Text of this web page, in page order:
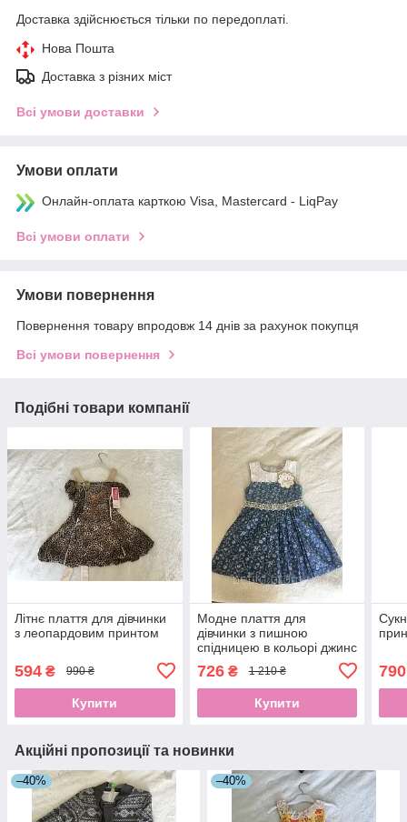
Доставка здійснюється тільки по передоплаті.
Нова Пошта
Доставка з різних міст
Всі умови доставки
Умови оплати
Онлайн-оплата карткою Visa, Mastercard - LiqPay
Всі умови оплати
Умови повернення
Повернення товару впродовж 14 днів за рахунок покупця
Всі умови повернення
Подібні товари компанії
Літнє плаття для дівчинки
з леопардовим принтом
594 ₴ 990 ₴
Купити
Модне плаття для
дівчинки з пишною
спідницею в кольорі джинс
726₴ 1 210 ₴
Купити
Акційні пропозиції та новинки
–40% –40%